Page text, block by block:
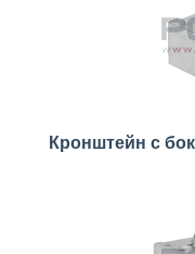
Кронштейн с